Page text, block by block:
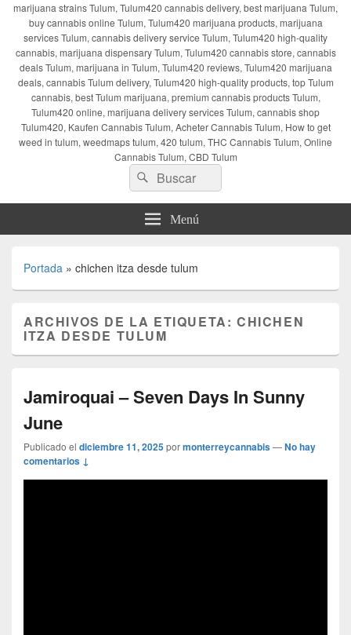
marijuana strains Tulum, Tulum420 cannabis delivery, best marijuana Tulum,
buy cannabis online Tulum, Tulum420 marijuana products, marijuana
services Tulum, cannabis delivery service Tulum, Tulum420 high-quality
cannabis, marijuana dispensary Tulum, Tulum420 cannabis store, cannabis
deals Tulum, marijuana in Tulum, Tulum420 reviews, Tulum420 marijuana
deals, cannabis Tulum delivery, Tulum420 high-quality products, top Tulum
cannabis, best Tulum marijuana, premium cannabis products Tulum,
Tulum420 online, marijuana delivery services Tulum, cannabis shop
Tulum420, Kaufen Cannabis Tulum, Acheter Cannabis Tulum, How to get
weed in tulum, weedmaps tulum, 420 tulum, THC Cannabis Tulum, Online
Cannabis Tulum, CBD Tulum
Buscar
por:
Buscar
Menú
Portada » chichen itza desde tulum
ARCHIVOS DE LA ETIQUETA:CHICHEN
ITZA DESDE TULUM
Jamiroquai – Seven Days In Sunny
June
Publicado el diciembre 11, 2025pormonterreycannabis—No hay
comentarios ↓